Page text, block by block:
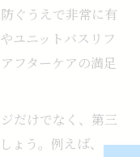
ぐうえで非常に有
ユニットバスリフ
フターケアの満足
だけでなく、第三
ょう。例えば、